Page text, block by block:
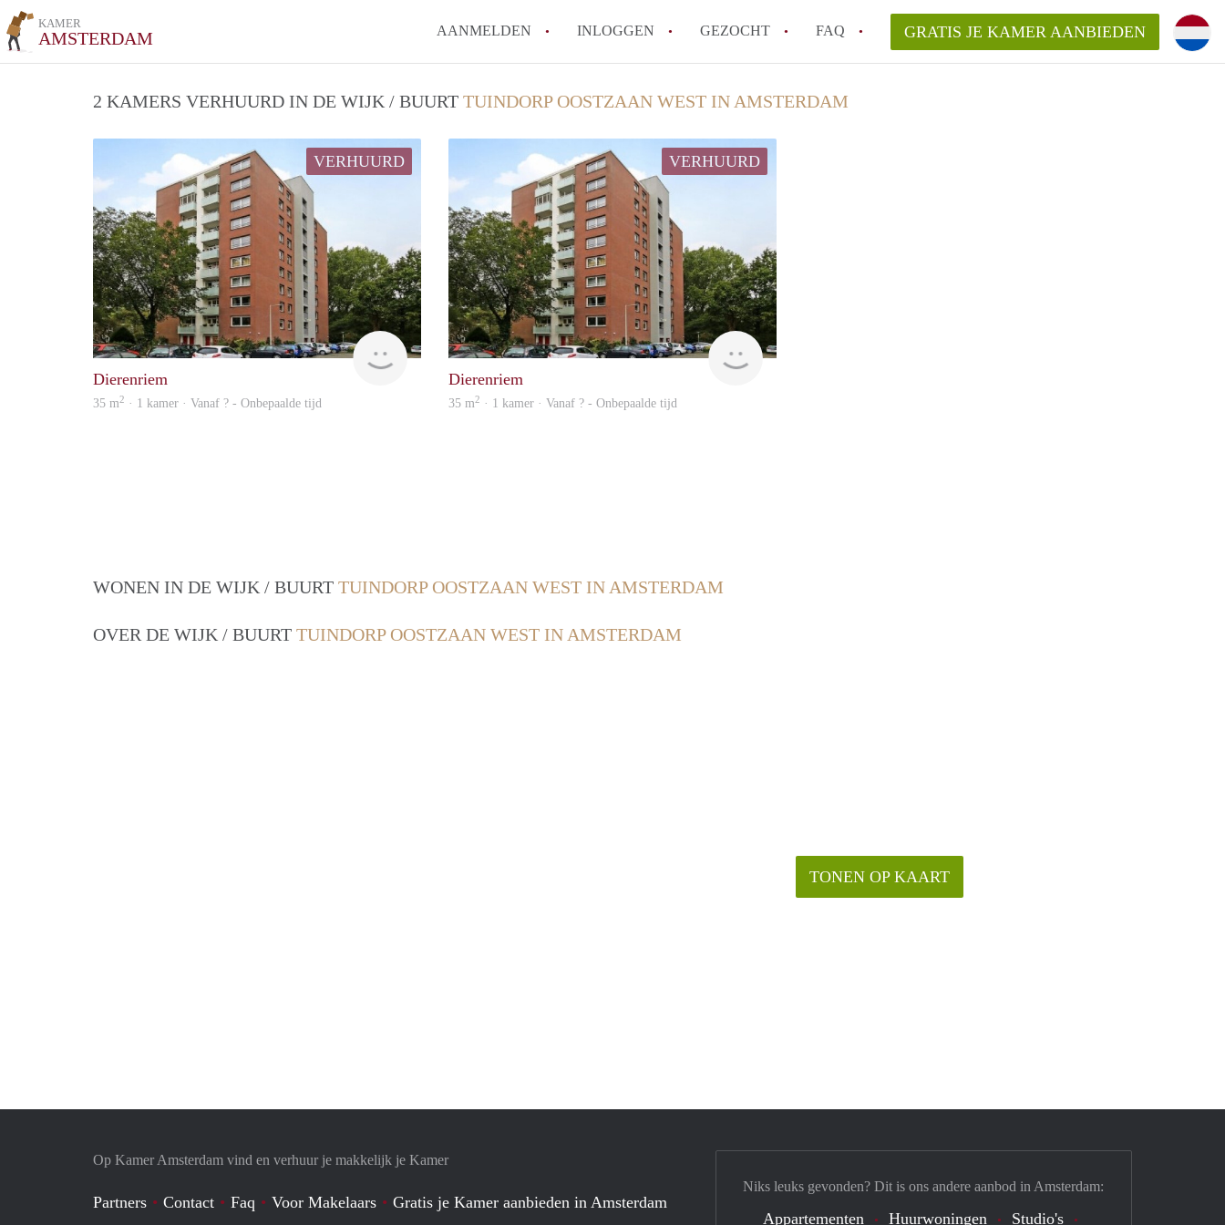
KAMER
AMSTERDAM AANMELDEN INLOGGEN GEZOCHT FAQ
Wat is het puntensysteem voor een onzelfstandige woonruimte (kamer) in
Wat zijn de opzegtermijnen bij een kamer in Amsterdam?
Wat zijn de populairste zoektermen voor een kamer in Amsterdam en wat
betekent dit voor jou als zoeker?
Wat is een studentenkamer in Amsterdam?
Waarom geen bemiddelingskosten voor de huurder?
Alle veelgestelde vragen
GRATIS JE KAMER AANBIEDEN
2 KAMERS VERHUURD IN DE WIJK / BUURT TUINDORP OOSTZAAN WEST IN AMSTERDAM
VERHUURD
Dierenriem
35 m2 · 1 kamer · Vanaf ? - Onbepaalde tijd
VERHUURD
Dierenriem
35 m2 · 1 kamer · Vanaf ? - Onbepaalde tijd
WONEN IN DE WIJK / BUURT TUINDORP OOSTZAAN WEST IN AMSTERDAM
OVER DE WIJK / BUURT TUINDORP OOSTZAAN WEST IN AMSTERDAM
TONEN OP KAART
Op Kamer Amsterdam vind en verhuur je makkelijk je Kamer
Partners Contact Faq Voor Makelaars Gratis je Kamer aanbieden in Amsterdam
Niks leuks gevonden? Dit is ons andere aanbod in Amsterdam:
Appartementen Huurwoningen Studio's